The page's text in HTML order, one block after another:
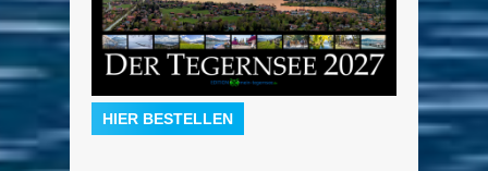
HIER BESTELLEN